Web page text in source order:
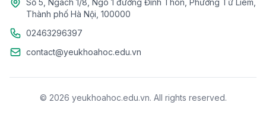
Số 5, Ngách 1/8, Ngõ 1 đường Đình Thôn, Phường Từ Liêm,
Thành phố Hà Nội, 100000
02463296397
contact@yeukhoahoc.edu.vn
© 2026 yeukhoahoc.edu.vn. All rights reserved.